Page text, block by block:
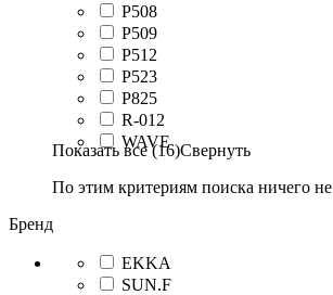
P508
P509
P512
P523
P825
R-012
WAVE
Показать все (16)Свернуть
По этим критериям поиска ничего
Бренд
EKKA
SUN.F